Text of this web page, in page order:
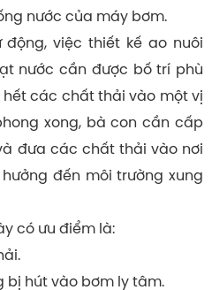
nước của máy bơm.
việc thiết kế ao nuôi
nước cần được bố trí phù
các chất thải vào một vị
xong, bà con cần cấp
đưa các chất thải vào nơi
đến môi trường xung
có ưu điểm là:
bị hút vào bơm ly tâm.